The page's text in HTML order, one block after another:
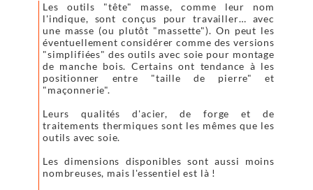
Les outils "tête" masse, comme leur nom
l'indique, sont conçus pour travailler… avec
une masse (ou plutôt "massette"). On peut les
éventuellement considérer comme des versions
"simplifiées" des outils avec soie pour montage
de manche bois. Certains ont tendance à les
positionner entre "taille de pierre" et
"maçonnerie".
Leurs qualités d'acier, de forge et de
traitements thermiques sont les mêmes que les
outils avec soie.
Les dimensions disponibles sont aussi moins
nombreuses, mais l'essentiel est là !